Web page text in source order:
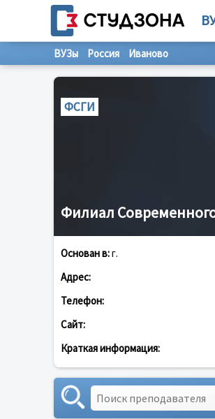
ВУЗы Россия Иваново
ФСГИ
Филиал
Основан в:г.
Адрес:
Телефон:
Сайт:
Краткая информация: